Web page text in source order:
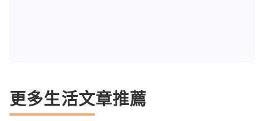
更多生活文章推薦